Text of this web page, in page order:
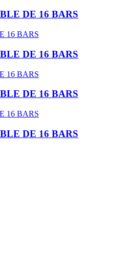
DE 16 BARS
DE 16 BARS
DE 16 BARS
DE 16 BARS